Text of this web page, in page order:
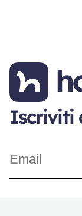
Iscriviti